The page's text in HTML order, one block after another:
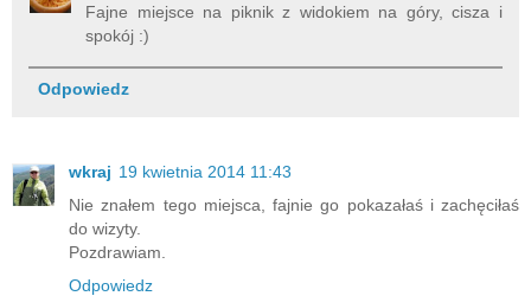
Fajne miejsce na piknik z widokiem na góry, cisza i
spokój :)
Odpowiedz
wkraj 19 kwietnia 2014 11:43
Nie znałem tego miejsca, fajnie go pokazałaś i zachęciłaś
do wizyty.
Pozdrawiam.
Odpowiedz